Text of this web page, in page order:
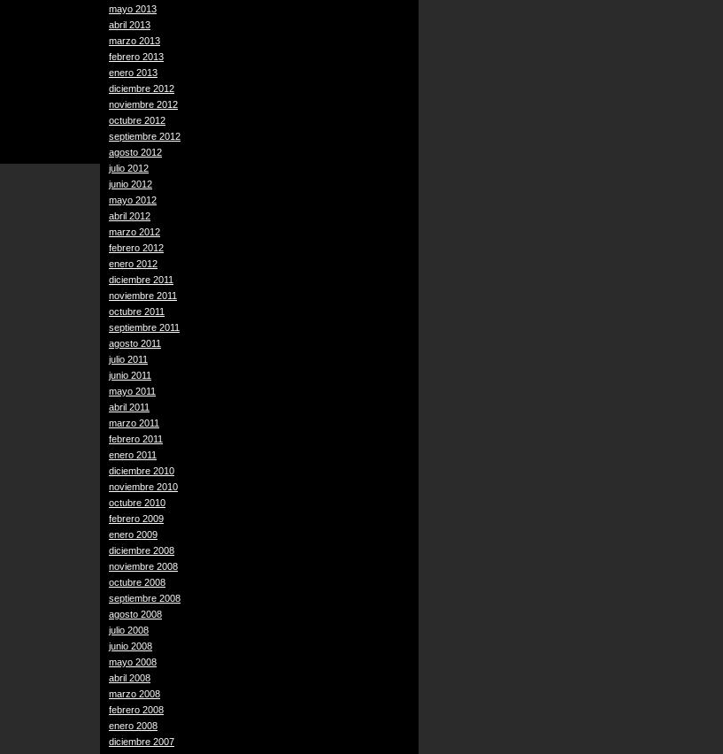
mayo 2013
abril 2013
marzo 2013
febrero 2013
enero 2013
diciembre 2012
noviembre 2012
octubre 2012
septiembre 2012
agosto 2012
julio 2012
junio 2012
mayo 2012
abril 2012
marzo 2012
febrero 2012
enero 2012
diciembre 2011
noviembre 2011
octubre 2011
septiembre 2011
agosto 2011
julio 2011
junio 2011
mayo 2011
abril 2011
marzo 2011
febrero 2011
enero 2011
diciembre 2010
noviembre 2010
octubre 2010
febrero 2009
enero 2009
diciembre 2008
noviembre 2008
octubre 2008
septiembre 2008
agosto 2008
julio 2008
junio 2008
mayo 2008
abril 2008
marzo 2008
febrero 2008
enero 2008
diciembre 2007